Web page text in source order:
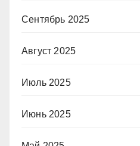
Сентябрь 2025
Август 2025
Июль 2025
Июнь 2025